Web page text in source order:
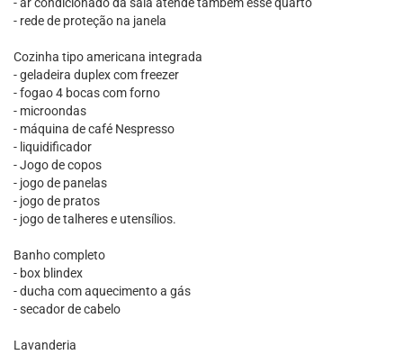
- rede de proteção na janela
Cozinha tipo americana integrada
- geladeira duplex com freezer
- fogao 4 bocas com forno
- microondas
- máquina de café Nespresso
- liquidificador
- Jogo de copos
- jogo de panelas
- jogo de pratos
- jogo de talheres e utensílios.
Banho completo
- box blindex
- ducha com aquecimento a gás
- secador de cabelo
Lavanderia